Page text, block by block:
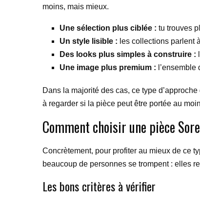
moins, mais mieux.
Une sélection plus ciblée : tu trouves
Un style lisible : les collections parlent
Des looks plus simples à construire :
Une image plus premium :
Dans la majorité des cas, ce type
à regarder si la pièce peut être portée au
Comment choisir une pièce
Concrètement, pour profiter au mieux de ce
beaucoup de personnes se trompent : elles
Les bons critères à vérifier